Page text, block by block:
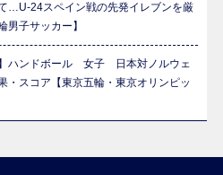
…U-24スペイン戦の先発イレブンを厳
男子サッカー】
】ハンドボール 女子 日本対ノルウェ
スコア【東京五輪・東京オリンピッ